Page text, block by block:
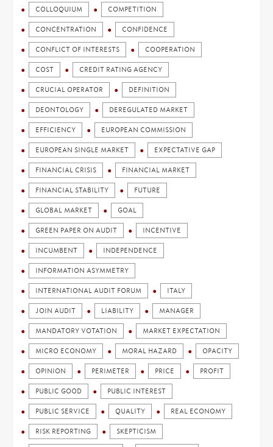
COLLOQUIUM COMPETITION
CONCENTRATION CONFIDENCE
CONFLICT OF INTERESTS COOPERATION
COST CREDIT RATING AGENCY
CRUCIAL OPERATOR DEFINITION
DEONTOLOGY DEREGULATED MARKET
EFFICIENCY EUROPEAN COMMISSION
EUROPEAN SINGLE MARKET EXPECTATIVE GAP
FINANCIAL CRISIS FINANCIAL MARKET
FINANCIAL STABILITY FUTURE
GLOBAL MARKET GOAL
GREEN PAPER ON AUDIT INCENTIVE
INCUMBENT INDEPENDENCE
INFORMATION ASYMMETRY
INTERNATIONAL AUDIT FORUM ITALY
JOIN AUDIT LIABILITY MANAGER
MANDATORY VOTATION MARKET EXPECTATION
MICRO ECONOMY MORAL HAZARD OPACITY
OPINION PERIMETER PRICE PROFIT
PUBLIC GOOD PUBLIC INTEREST
PUBLIC SERVICE QUALITY REAL ECONOMY
RISK REPORTING SKEPTICISM